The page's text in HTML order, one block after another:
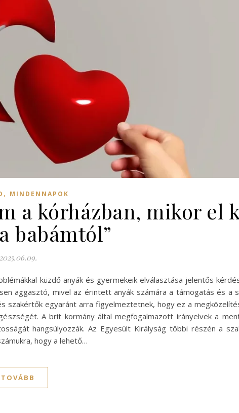
, MINDENNAPOK
a kórházban, mikor el
babámtól”
2025.06.09.
küzdő anyák és gyermekeik elválasztása jelentős
aggasztó, mivel az érintett anyák számára a támogatás és a
szakértők egyaránt arra figyelmeztetnek, hogy ez a
A brit kormány által megfogalmazott irányelvek a
hangsúlyozzák. Az Egyesült Királyság többi részén a
hogy a lehető…
TOVÁBB